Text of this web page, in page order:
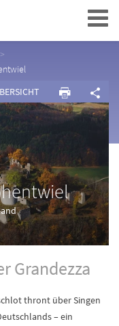
Navigation
Grandezza
thront über Singen
– ein